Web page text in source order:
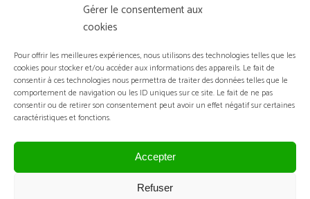
Gérer le consentement aux
cookies
Pour offrir les meilleures expériences, nous utilisons des technologies telles que les
cookies pour stocker et/ou accéder aux informations des appareils. Le fait de
consentir à ces technologies nous permettra de traiter des données telles que le
comportement de navigation ou les ID uniques sur ce site. Le fait de ne pas
consentir ou de retirer son consentement peut avoir un effet négatif sur certaines
caractéristiques et fonctions.
Accepter
Refuser
VOUS AIMEREZ PEUT-ÊTRE AUSSI…